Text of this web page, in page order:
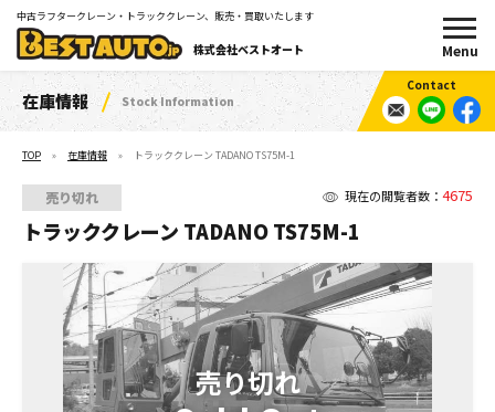
中古ラフタークレーン・トラッククレーン、販売・買取いたします
株式会社ベストオート
在庫情報 Stock Information
TOP 在庫情報 トラッククレーン TADANO TS75M-1
現在の閲覧者数： 4675
売り切れ
トラッククレーン TADANO TS75M-1